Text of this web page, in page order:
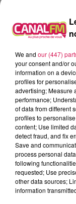
vice-
dimanche,
188 équipes
victoire ce
Maubeuge
coureurs et
Avesnoisqui
4x4
Pressées, ça
En rugby
Club de
20. Victoire
qui s’impose
We and our (447)
your consent and/or
information on a
profiles for
advertising; Measure
performance;
of data from different
profiles to
content; Use limited
detect fraud, and fix
Save and
process personal
following
requested; Use
other data sources;
information